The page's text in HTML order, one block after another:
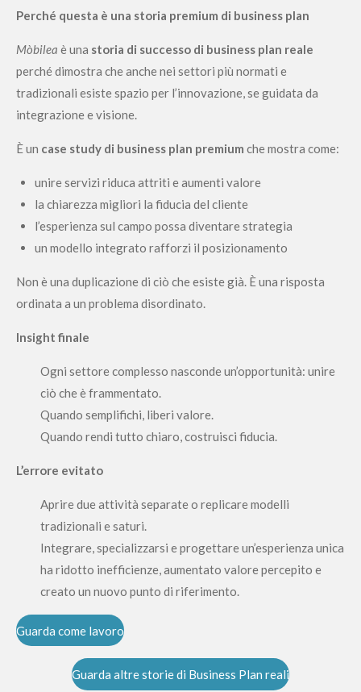
Perché questa è una storia premium di business plan
Mòbilea è una storia di successo di business plan reale
perché dimostra che anche nei settori più normati e
tradizionali esiste spazio per l’innovazione, se guidata da
integrazione e visione.
È un case study di business plan premium che mostra come:
unire servizi riduca attriti e aumenti valore
la chiarezza migliori la fiducia del cliente
l’esperienza sul campo possa diventare strategia
un modello integrato rafforzi il posizionamento
Non è una duplicazione di ciò che esiste già. È una risposta
ordinata a un problema disordinato.
Insight finale
Ogni settore complesso nasconde un’opportunità: unire
ciò che è frammentato.
Quando semplifichi, liberi valore.
Quando rendi tutto chiaro, costruisci fiducia.
L’errore evitato
Aprire due attività separate o replicare modelli
tradizionali e saturi.
Integrare, specializzarsi e progettare un’esperienza unica
ha ridotto inefficienze, aumentato valore percepito e
creato un nuovo punto di riferimento.
Guarda come lavoro
Guarda altre storie di Business Plan reali